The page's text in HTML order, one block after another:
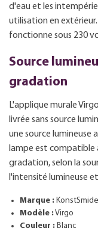
d'eau et les
utilisation en
fonctionne sous 230
Source
gradation
L'applique murale
livrée sans source
une source lumineuse
lampe est compatible
gradation, selon la
l'intensité lumineuse
Marque : KonstSmide
Modèle :Virgo
Couleur : Blanc